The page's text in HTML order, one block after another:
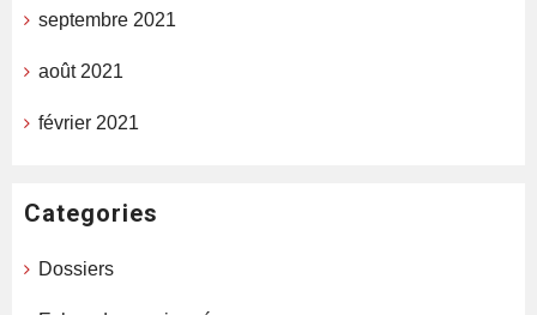
septembre 2021
août 2021
février 2021
Categories
Dossiers